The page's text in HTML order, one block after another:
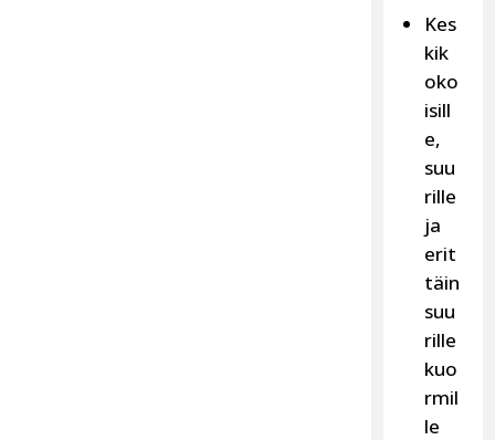
Kes
kik
oko
isill
e,
suu
rille
ja
erit
täin
suu
rille
kuo
rmil
le